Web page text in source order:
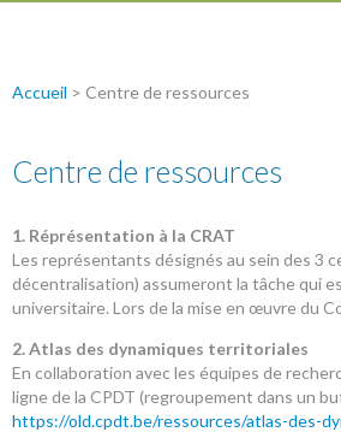
Accueil > Centre de ressources
Centre de ressources
1. Réprésentation à la CRAT
Les représentants désignés au sein des 3
décentralisation) assumeront la tâche qui
universitaire. Lors de la mise en œuvre du
2. Atlas des dynamiques territoriales
En collaboration avec les équipes de
ligne de la CPDT (regroupement dans un
https://old.cpdt.be/ressources/atlas-des-